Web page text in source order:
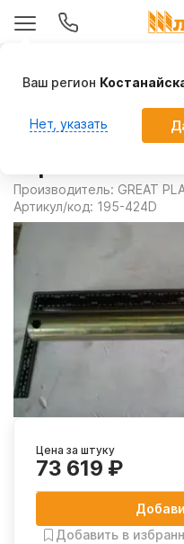
Ось 195-424D
Производитель: GREAT
Артикул/код: 195-424D
Цена за штуку
73 619 ₽
Добавить в
Ваш регион
Нет, указать